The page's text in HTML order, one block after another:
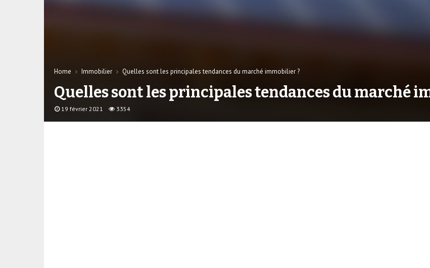
Home Immobilier Quelles sont les principales tendances du marché immobilier ?
Quelles sont les principales tendances du marché
19 février 2021 3354